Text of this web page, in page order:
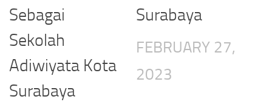
Sebagai
Sekolah
Adiwiyata Kota
Surabaya
Surabaya
FEBRUARY 27,
2023